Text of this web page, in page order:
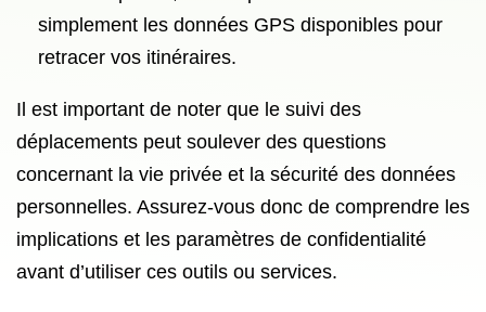
simplement les données GPS disponibles pour
retracer vos itinéraires.
Il est important de noter que le suivi des
déplacements peut soulever des questions
concernant la vie privée et la sécurité des données
personnelles. Assurez-vous donc de comprendre les
implications et les paramètres de confidentialité
avant d’utiliser ces outils ou services.